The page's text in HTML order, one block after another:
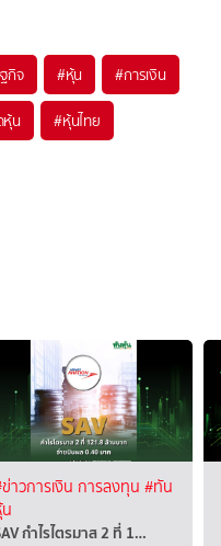
กิจ #หุ้น #การเงิน
หุ้น #หุ้นไทย
าวการเงิน การลงทุน #ทัน
กำไรไตรมาส 2 ที่ 1…